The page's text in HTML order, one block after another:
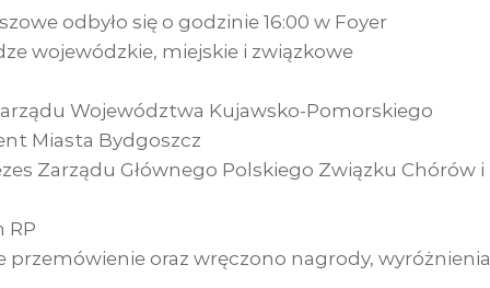
odbyło się o godzinie 16:00 w Foyer
wojewódzkie, miejskie i związkowe
Województwa Kujawsko-Pomorskiego
Miasta Bydgoszcz
Zarządu Głównego Polskiego Związku Chórów i
RP
przemówienie oraz wręczono nagrody, wyróżnienia